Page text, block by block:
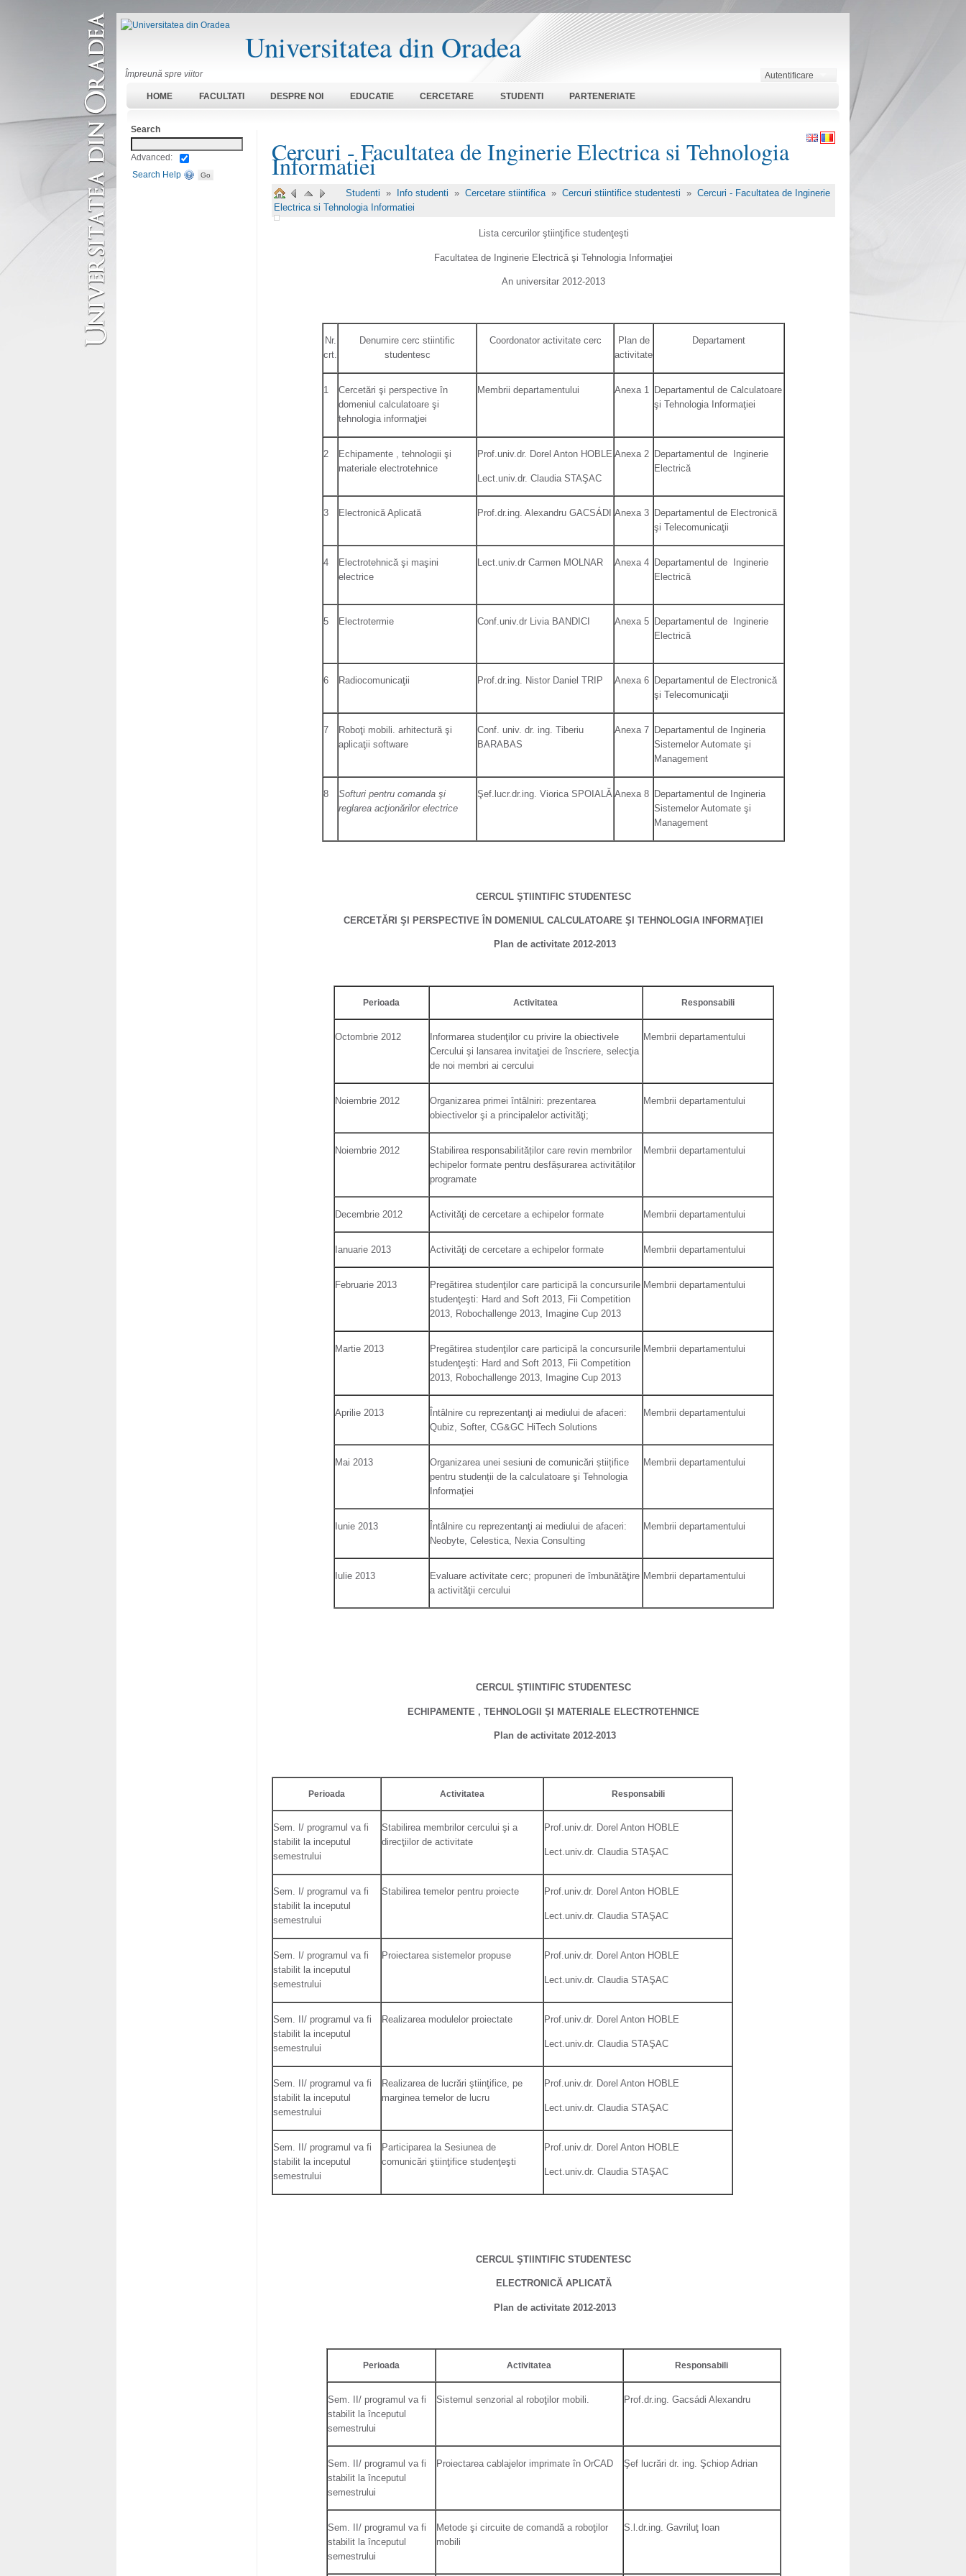
Universitatea din Oradea
Împreună spre viitor Autentificare
HOME FACULTATI DESPRE NOI EDUCATIE CERCETARE STUDENTI PARTENERIATE
Cercuri - Facultatea de Inginerie Electrica si Tehnologia
Informatiei
Studenti » Info studenti » Cercetare stiintifica » Cercuri stiintifice studentesti » Cercuri - Facultatea de Inginerie
Electrica si Tehnologia Informatiei
Lista cercurilor ştiinţifice studenţeşti
Facultatea de Inginerie Electrică şi Tehnologia Informaţiei
An universitar 2012-2013
Nr.
crt.
Denumire cerc stiintific
studentesc
Coordonator activitate cerc
Plan de
activitate
Departament
1
Cercetări şi perspective în
domeniul calculatoare şi
tehnologia informaţiei
Membrii departamentului Anexa 1 Departamentul de Calculatoare
şi Tehnologia Informaţiei
2
Echipamente , tehnologii şi
materiale electrotehnice
Prof.univ.dr. Dorel Anton HOBLE
Lect.univ.dr. Claudia STAŞAC
Anexa 2 Departamentul de Inginerie
Electrică
3 Electronică Aplicată Prof.dr.ing. Alexandru GACSÁDI Anexa 3 Departamentul de Electronică
şi Telecomunicaţii
4
Electrotehnică şi maşini
electrice
Lect.univ.dr Carmen MOLNAR Anexa 4 Departamentul de Inginerie
Electrică
5 Electrotermie Conf.univ.dr Livia BANDICI Anexa 5 Departamentul de Inginerie
Electrică
6 Radiocomunicaţii Prof.dr.ing. Nistor Daniel TRIP Anexa 6 Departamentul de Electronică
şi Telecomunicaţii
7
Roboţi mobili. arhitectură şi
aplicaţii software
Conf. univ. dr. ing. Tiberiu
BARABAS
Anexa 7 Departamentul de Ingineria
Sistemelor Automate şi
Management
8
Softuri pentru comanda şi
reglarea acţionărilor electrice
Şef.lucr.dr.ing. Viorica SPOIALĂ Anexa 8 Departamentul de Ingineria
Sistemelor Automate şi
Management
CERCUL ŞTIINTIFIC STUDENTESC
CERCETĂRI ŞI PERSPECTIVE ÎN DOMENIUL CALCULATOARE ŞI TEHNOLOGIA INFORMAŢIEI
Plan de activitate 2012-2013
Perioada Activitatea Responsabili
Octombrie 2012
Informarea studenţilor cu privire la obiectivele
Cercului şi lansarea invitaţiei de înscriere, selecţia
de noi membri ai cercului
Membrii departamentului
Noiembrie 2012
Organizarea primei întâlniri: prezentarea
obiectivelor şi a principalelor activităţi;
Membrii departamentului
Noiembrie 2012
Stabilirea responsabilităților care revin membrilor
echipelor formate pentru desfășurarea activităților
programate
Membrii departamentului
Decembrie 2012 Activităţi de cercetare a echipelor formate Membrii departamentului
Ianuarie 2013 Activităţi de cercetare a echipelor formate Membrii departamentului
Februarie 2013
Pregătirea studenţilor care participă la concursurile
studenţeşti: Hard and Soft 2013, Fii Competition
2013, Robochallenge 2013, Imagine Cup 2013
Membrii departamentului
Martie 2013
Pregătirea studenţilor care participă la concursurile
studenţeşti: Hard and Soft 2013, Fii Competition
2013, Robochallenge 2013, Imagine Cup 2013
Membrii departamentului
Aprilie 2013
Întâlnire cu reprezentanţi ai mediului de afaceri:
Qubiz, Softer, CG&GC HiTech Solutions
Membrii departamentului
Mai 2013
Organizarea unei sesiuni de comunicări știițifice
pentru studenții de la calculatoare şi Tehnologia
Informaţiei
Membrii departamentului
Iunie 2013
Întâlnire cu reprezentanţi ai mediului de afaceri:
Neobyte, Celestica, Nexia Consulting
Membrii departamentului
Iulie 2013
Evaluare activitate cerc; propuneri de îmbunătăţire
a activităţii cercului
Membrii departamentului
CERCUL ŞTIINTIFIC STUDENTESC
ECHIPAMENTE , TEHNOLOGII ŞI MATERIALE ELECTROTEHNICE
Plan de activitate 2012-2013
Perioada Activitatea Responsabili
Sem. I/ programul va fi
stabilit la inceputul
semestrului
Stabilirea membrilor cercului şi a
direcţiilor de activitate
Prof.univ.dr. Dorel Anton HOBLE
Lect.univ.dr. Claudia STAŞAC
Sem. I/ programul va fi
stabilit la inceputul
semestrului
Stabilirea temelor pentru proiecte Prof.univ.dr. Dorel Anton HOBLE
Lect.univ.dr. Claudia STAŞAC
Sem. I/ programul va fi
stabilit la inceputul
semestrului
Proiectarea sistemelor propuse Prof.univ.dr. Dorel Anton HOBLE
Lect.univ.dr. Claudia STAŞAC
Sem. II/ programul va fi
stabilit la inceputul
semestrului
Realizarea modulelor proiectate Prof.univ.dr. Dorel Anton HOBLE
Lect.univ.dr. Claudia STAŞAC
Sem. II/ programul va fi
stabilit la inceputul
semestrului
Realizarea de lucrări ştiinţifice, pe
marginea temelor de lucru
Prof.univ.dr. Dorel Anton HOBLE
Lect.univ.dr. Claudia STAŞAC
Sem. II/ programul va fi
stabilit la inceputul
semestrului
Participarea la Sesiunea de
comunicări ştiinţifice studenţeşti
Prof.univ.dr. Dorel Anton HOBLE
Lect.univ.dr. Claudia STAŞAC
CERCUL ŞTIINTIFIC STUDENTESC
ELECTRONICĂ APLICATĂ
Plan de activitate 2012-2013
Perioada Activitatea Responsabili
Sem. II/ programul va fi
stabilit la începutul
semestrului
Sistemul senzorial al roboţilor mobili. Prof.dr.ing. Gacsádi Alexandru
Sem. II/ programul va fi
stabilit la începutul
semestrului
Proiectarea cablajelor imprimate în OrCAD Şef lucrări dr. ing. Şchiop Adrian
Sem. II/ programul va fi
stabilit la începutul
semestrului
Metode şi circuite de comandă a roboţilor
mobili
S.l.dr.ing. Gavriluţ Ioan
Search
Advanced:
Search Help